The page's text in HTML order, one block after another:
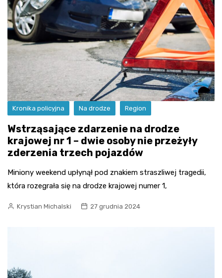
Kronika policyjna Na drodze Region
Wstrząsające zdarzenie na drodze
krajowej nr 1 – dwie osoby nie przeżyły
zderzenia trzech pojazdów
Miniony weekend upłynął pod znakiem straszliwej tragedii,
która rozegrała się na drodze krajowej numer 1,
Krystian Michalski 27 grudnia 2024